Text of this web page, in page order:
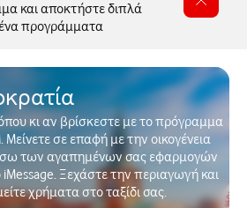
και αποκτήστε διπλά
προγράμματα
κι αν βρίσκεστε με το πρόγραμμα
σε επαφή με την οικογένεια
των αγαπημένων σας εφαρμογών
Ξεχάστε την περιαγωγή και
χρήματα στο ταξίδι σας.